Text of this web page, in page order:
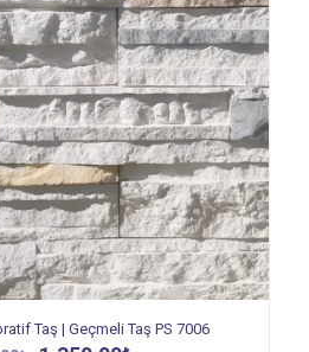
Taş | Geçmeli Taş PS 7006